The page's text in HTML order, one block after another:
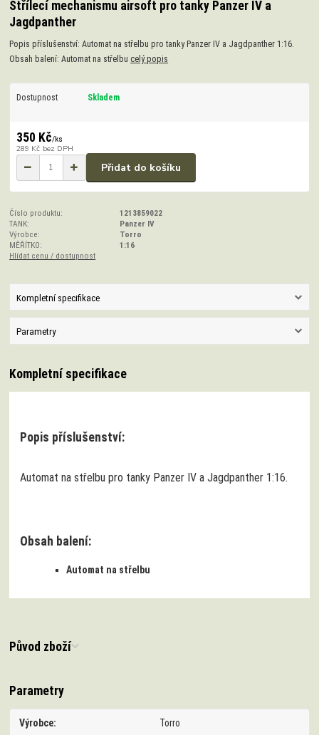
Střílecí mechanismu airsoft pro tanky Panzer IV a
Jagdpanther
Popis příslušenství: Automat na střelbu pro tanky Panzer IV a Jagdpanther 1:16.
Obsah balení: Automat na střelbu celý popis
Dostupnost Skladem
350 Kč/ks
289 Kč bez DPH
Přidat do košíku
Číslo produktu:
1213859022
TANK:
Panzer IV
Výrobce:
Torro
MĚŘÍTKO:
1:16
Hlídat cenu / dostupnost
Kompletní specifikace
Parametry
Kompletní specifikace
Popis příslušenství:
Automat na střelbu pro tanky Panzer IV a Jagdpanther 1:16.
Obsah balení:
Automat na střelbu
Původ zboží
Parametry
Výrobce Torro